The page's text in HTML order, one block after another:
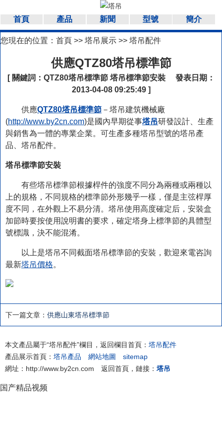
首頁 產品 新聞 型號 簡介
您現在的位置： 首頁 >> 塔吊展示 >> 塔吊配件
供應QTZ80塔吊標準節
[ 關鍵詞： QTZ80塔吊標準節 塔吊標準節安裝發表日期：
2013-04-08 09:25:49 ]
供應QTZ80塔吊標準節 －塔吊建筑機械廠
(http://www.by2cn.com)是國內早期從事塔吊研發設計、生產
與銷售為一體的專業企業。可生產多種塔吊型號的塔吊產
品、塔吊配件。
塔吊標準節安裝
有些塔吊標準節根據桿件的強度不同分為兩種或兩種以
上的規格，不同規格的標準節外形幾乎一樣，僅是主弦桿厚
度不同，在外觀上不易分清。塔吊使用高度確定后，安裝盒
加節時要按使用說明書的要求，確定塔身上標準節的具體型
號標識，決不能混淆。
以上是塔吊不同截面塔吊標準節的安裝，歡迎來電咨詢
最新塔吊價格。
下一篇文章： 供應山東塔吊標準節
本文產品屬于“塔吊配件”欄目，返回欄目首頁： 塔吊配件
產品展示首頁： 塔吊產品 網站地圖
sitemap
網址：http://www.by2cn.com 返回首頁，鏈接： 塔吊
国产精品视频